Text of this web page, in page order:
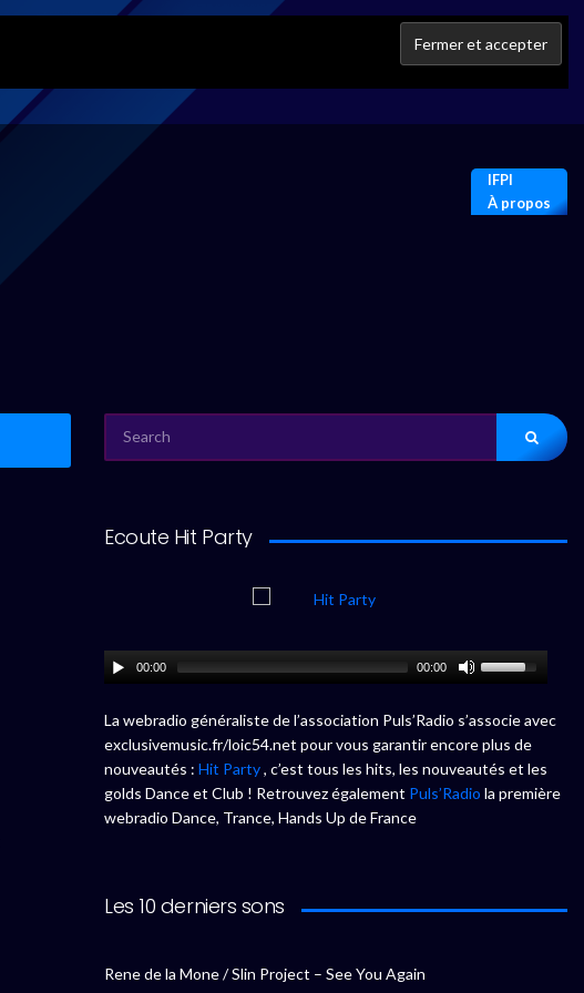
IFPI
À propos
FOR:
Ecoute Hit Party
00:00 00:00
La webradio généraliste de l’association Puls’Radio s’associe avec
exclusivemusic.fr/loic54.net pour vous garantir encore plus de
nouveautés : Hit Party, c’est tous les hits, les nouveautés et les
golds Dance et Club ! Retrouvez également Puls’Radio la première
webradio Dance, Trance, Hands Up de France
Les 10 derniers sons
Rene de la Mone / Slin Project – See You Again